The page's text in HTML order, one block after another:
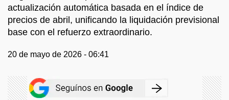
actualización automática basada en el índice de
precios de abril, unificando la liquidación previsional
base con el refuerzo extraordinario.
20 de mayo de 2026 - 06:41